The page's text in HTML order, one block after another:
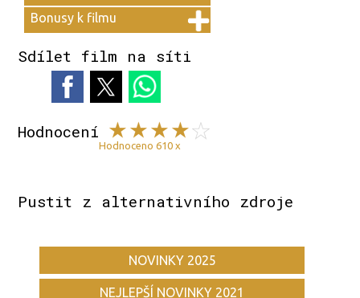
Bonusy k filmu
Sdílet film na síti
Hodnocení
Hodnoceno 610 x
Pustit z alternativního zdroje
NOVINKY 2025
NEJLEPŠÍ NOVINKY 2021